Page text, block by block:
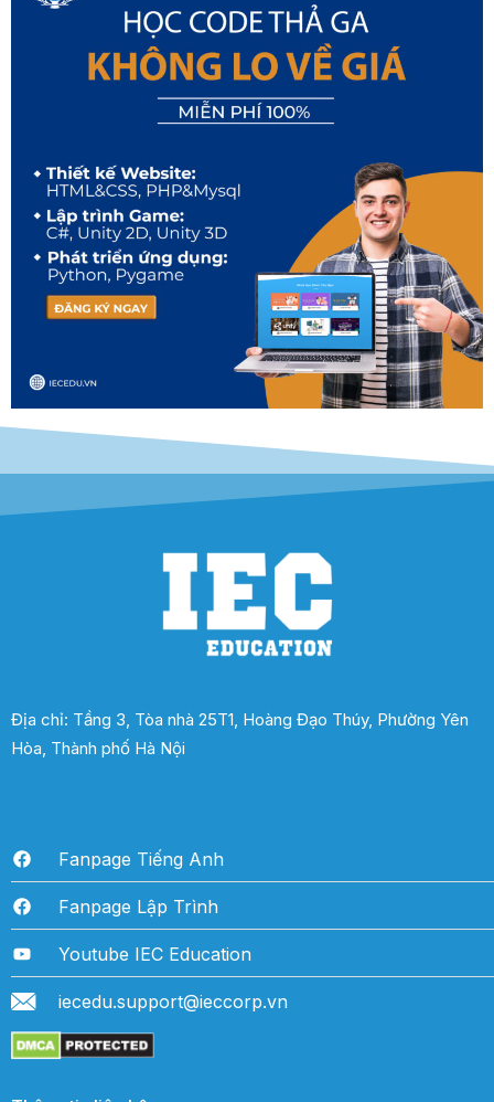
Địa chỉ: Tầng 3, Tòa nhà 25T1, Hoàng Đạo Thúy, Phường Yên
Hòa, Thành phố Hà Nội
Fanpage Tiếng Anh
Fanpage Lập Trình
Youtube IEC Education
iecedu.support@ieccorp.vn